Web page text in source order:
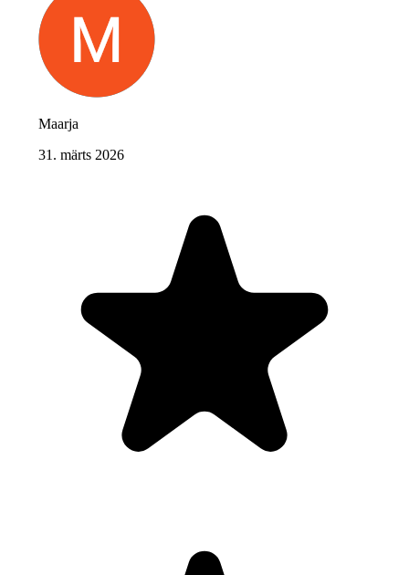
Maarja
31. märts 2026